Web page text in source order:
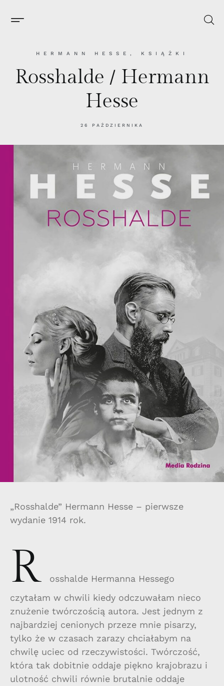
HERMANN HESSE , KSIĄŻKI
Rosshalde / Hermann
Hesse
26 PAŹDZIERNIKA
„Rosshalde” Hermann Hesse – pierwsze
wydanie 1914 rok.
R
osshalde Hermanna Hessego
czytałam w chwili kiedy odczuwałam nieco
znużenie twórczością autora. Jest jednym z
najbardziej cenionych przeze mnie pisarzy,
tylko że w czasach zarazy chciałabym na
chwilę uciec od rzeczywistości. Twórczość,
która tak dobitnie oddaje piękno krajobrazu i
ulotność chwili równie brutalnie oddaje